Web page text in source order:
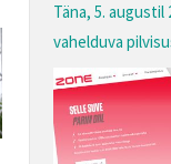
Täna, 5. augustil
vahelduva